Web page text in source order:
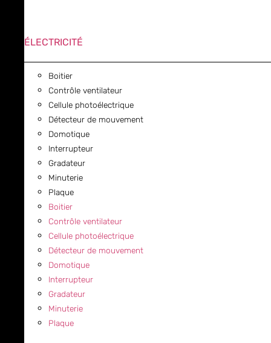
ÉLECTRICITÉ
Boitier
Contrôle ventilateur
Cellule photoélectrique
Détecteur de mouvement
Domotique
Interrupteur
Gradateur
Minuterie
Plaque
Boitier
Contrôle ventilateur
Cellule photoélectrique
Détecteur de mouvement
Domotique
Interrupteur
Gradateur
Minuterie
Plaque